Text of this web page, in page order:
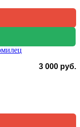
3 000 руб.